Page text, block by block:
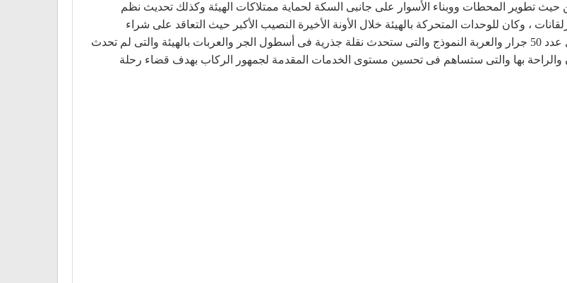
تطوير المحطات ووبناء الأسوار على جانبى السكة لحماية ممتلاكات الهيئة وكذلك تحديث نظم
، وكان للوحدات المتحركة بالهيئة خلال الأونة الأخيرة النصيب الأكبر حيث التعاقد على شراء
جرارات وعربات جديدة يتم توريدها على مراحل وبالفعل تم وصول عدد 50 جرار والعربة النموذج والتى ستحدث نقلة جذرية فى أسطول الجر والعربات بالهيئة والتى لم تحدث
والراحة بها والتى ستساهم فى تحسين مستوى الخدمات المقدمة لجمهور الركاب بهدف قضاء رحلة